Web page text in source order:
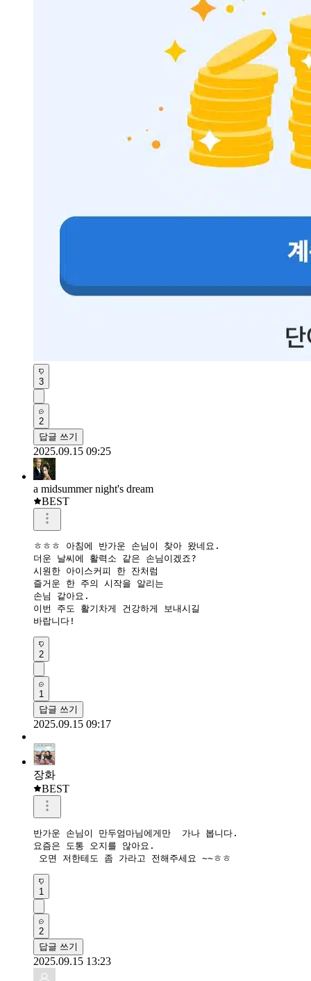
3
2
답글 쓰기
2025.09.15 09:25
a midsummer night's dream
BEST
ㅎㅎㅎ 아침에 반가운 손님이 찾아 왔네요.
더운 날씨에 활력소 같은 손님이겠죠?
시원한 아이스커피 한 잔처럼
즐거운 한 주의 시작을 알리는
손님 같아요.
이번 주도 활기차게 건강하게 보내시길
바랍니다!
2
1
답글 쓰기
2025.09.15 09:17
장화
BEST
반가운 손님이 만두엄마님에게만  가나 봅니다.
요즘은 도통 오지를 않아요.
오면 저한테도 좀 가라고 전해주세요 ~~ㅎㅎ
1
2
답글 쓰기
2025.09.15 13:23